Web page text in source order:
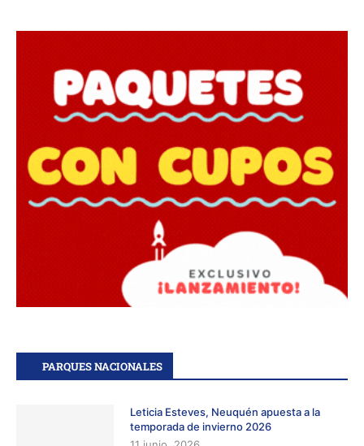
PARQUES NACIONALES
Leticia Esteves, Neuquén apuesta a la
temporada de invierno 2026